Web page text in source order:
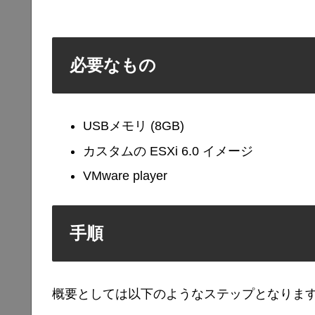
必要なもの
USBメモリ (8GB)
カスタムの ESXi 6.0 イメージ
VMware player
手順
概要としては以下のようなステップとなりま